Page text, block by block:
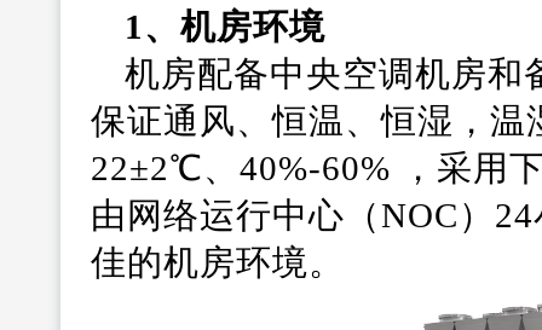
1、机房环境
机房配备中央空调机房和
保证通风、恒温、恒湿，温
22±2℃、40%-60% ，采用
由网络运行中心（NOC）
佳的机房环境。